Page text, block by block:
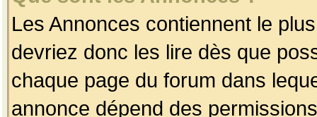
Les Annonces contiennent le
devriez donc les lire dès que
chaque page du forum dans
annonce dépend des